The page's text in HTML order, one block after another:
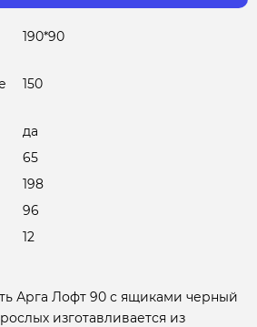
190*90
150
да
65
198
96
12
Арга Лофт 90 с ящиками черный
изготавливается из